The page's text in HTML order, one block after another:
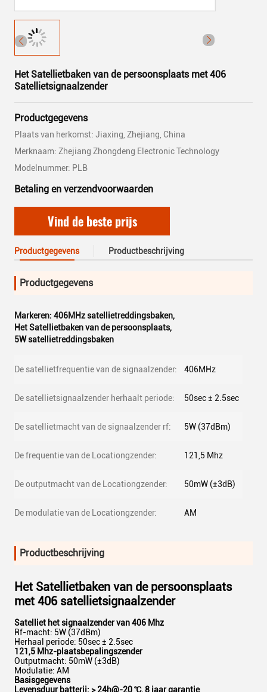
Het Satellietbaken van de persoonsplaats met 406
Satellietsignaalzender
Productgegevens
Plaats van herkomst: Jiaxing, Zhejiang, China
Merknaam: Zhejiang Zhongdeng Electronic Technology
Modelnummer: PLB
Betaling en verzendvoorwaarden
Vind de beste prijs
Productgegevens Productbeschrijving
Productgegevens
Markeren: 406MHz satellietreddingsbaken,
Het Satellietbaken van de persoonsplaats,
5W satellietreddingsbaken
De satellietfrequentie van de signaalzender: 406MHz
De satellietsignaalzender herhaalt periode: 50sec ± 2.5sec
De satellietmacht van de signaalzender rf: 5W (37dBm)
De frequentie van de Locationgzender: 121,5 Mhz
De outputmacht van de Locationgzender: 50mW (±3dB)
De modulatie van de Locationgzender: AM
Productbeschrijving
Het Satellietbaken van de persoonsplaats
met 406 satellietsignaalzender
Satelliet het signaalzender van 406 Mhz
Rf-macht: 5W (37dBm)
Herhaal periode: 50sec ± 2.5sec
121,5 Mhz-plaatsbepalingszender
Outputmacht: 50mW (±3dB)
Modulatie: AM
Basisgegevens
Levensduur batterij: > 24h@-20 ℃, 8 jaar garantie